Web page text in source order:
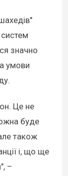
значно
умови
Це не
буде
також
і, що ще
–